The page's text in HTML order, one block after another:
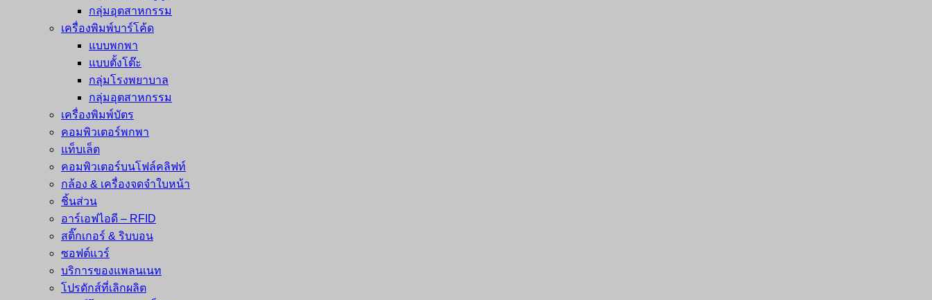
กลุ่มอุตสาหกรรม
เครื่องพิมพ์บาร์โค้ด
แบบพกพา
แบบตั้งโต๊ะ
กลุ่มโรงพยาบาล
กลุ่มอุตสาหกรรม
เครื่องพิมพ์บัตร
คอมพิวเตอร์พกพา
แท็บเล็ต
คอมพิวเตอร์บนโฟล์คลิฟท์
กล้อง & เครื่องจดจำใบหน้า
ชิ้นส่วน
อาร์เอฟไอดี – RFID
สติ๊กเกอร์ & ริบบอน
ซอฟต์แวร์
บริการของแพลนเนท
โปรดักส์ที่เลิกผลิต